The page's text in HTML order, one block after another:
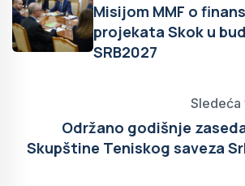
Misijom MMF o
projekata Skok u
SRB2027
Sledeća
Održano godišnje
Skupštine Teniskog saveza